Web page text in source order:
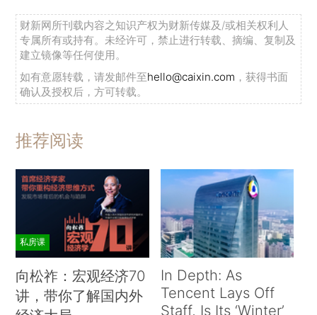
财新网所刊载内容之知识产权为财新传媒及/或相关权利人
专属所有或持有。未经许可，禁止进行转载、摘编、复制及
建立镜像等任何使用。
如有意愿转载，请发邮件至hello@caixin.com ，获得书面
确认及授权后，方可转载。
推荐阅读
私房课
向松祚：宏观经济70
讲，带你了解国内外
In Depth: As
Tencent Lays Off
Staff, Is Its ‘Winter’